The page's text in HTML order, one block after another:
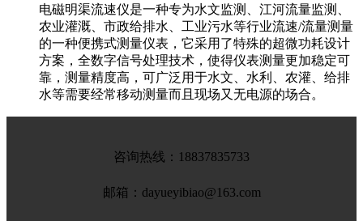
电磁明渠流速仪是一种专为水文监测、江河流量监测、
农业灌溉、市政给排水、工业污水等行业流速/流量测量
的一种便携式测量仪表，它采用了特殊的超微功耗设计
方案，全数字信号处理技术，使得仪表测量更加稳定可
靠，测量精度高，可广泛用于水文、水利、农灌、给排
水等需要经常移动测量而且现场又无电源的场合。
咨询热线： 18837835733
邮箱：dayueyibiao@163.com